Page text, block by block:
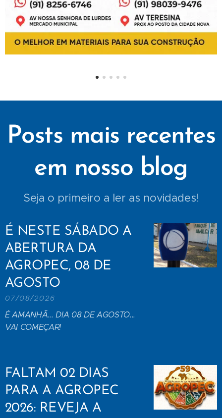
Posts mais recentes
em nosso blog
Seja o primeiro a ler as novidades!
É NESTE SÁBADO A
ABERTURA DA
AGROPEC, 08 DE
AGOSTO
07/08/2026
É AMANHÃ... DIA 08 DE AGOSTO...
VAI COMEÇAR!
FALTAM 02 DIAS
PARA A AGROPEC
2026: REVEJA A